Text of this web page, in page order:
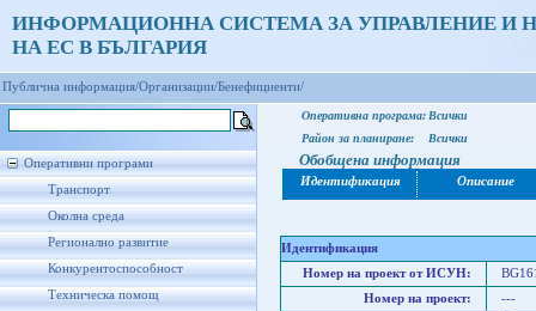
ИНФОРМАЦИОННА СИСТЕМА ЗА УПРАВЛЕНИЕ И
НА ЕС В БЪЛГАРИЯ
Публична информация/Организации/Бенефициенти/
Оперативни програми
Транспорт
Околна среда
Регионално развитие
Конкурентоспособност
Техническа помощ
Оперативна програма: Всички
Район за планиране:
Всички
Обобщена информация
Идентификация Описание
Идентификация
Номер на проект от ИСУН:
Номер на проект:
---